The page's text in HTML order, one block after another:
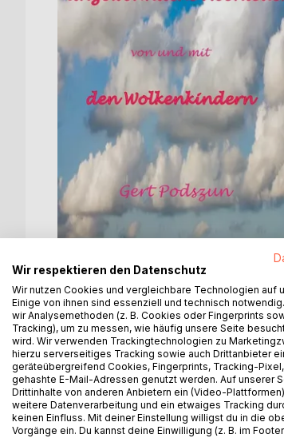
BESCHREIBUNG
Die Wolkenkinder Pitsch und
Abenteuer erleben. Dabei lernen sie
Sie treffen auf einen sprechenden
Erlebnisse. Nach und nach erleben
Fips kennen, der auf der Suche
AUTOR/IN
Wir respektieren den Datenschutz
Wir nutzen Cookies und vergleichbare Technologien auf
Einige von ihnen sind essenziell und technisch
wir Analysemethoden (z. B. Cookies oder Fingerprints
Tracking), um zu messen, wie häufig unsere Seite
wird. Wir verwenden Trackingtechnologien zu
hierzu serverseitiges Tracking sowie auch Drittanbieter
geräteübergreifend Cookies, Fingerprints, Tracking-
gehashte E-Mail-Adressen genutzt werden. Auf unserer
Drittinhalte von anderen Anbietern ein (Video-
weitere Datenverarbeitung und ein etwaiges Tracking
keinen Einfluss. Mit deiner Einstellung willigst du in die
Vorgänge ein. Du kannst deine Einwilligung (z. B. im